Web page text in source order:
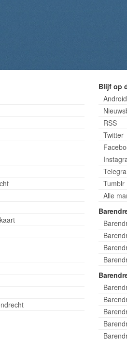
Blijf op
RSS
Twitter
Tumblr
Alle